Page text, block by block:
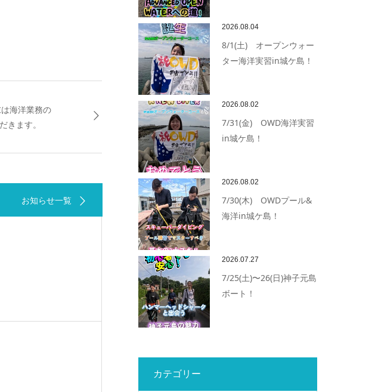
海洋業務の
きます。
お知らせ一覧
2026.08.04
8/1(土) オープンウォー
ター海洋実習in城ケ島！
2026.08.02
7/31(金) OWD海洋実習
in城ケ島！
2026.08.02
7/30(木) OWDプール&
海洋in城ケ島！
2026.07.27
7/25(土)〜26(日)神子元島
ボート！
カテゴリー